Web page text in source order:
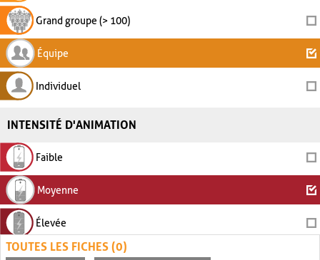
Grand groupe (> 100)
Équipe
Individuel
INTENSITÉ D'ANIMATION
Faible
Moyenne
Élevée
TOUTES LES FICHES (0)